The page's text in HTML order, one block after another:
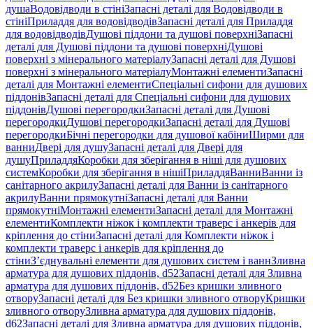
душаВодовідводи в стініЗапасні деталі для Водовідводи в
стініПриладдя для водовідводівЗапасні деталі для Приладдя
для водовідводівДушові піддони та душові поверхніЗапасні
деталі для Душові піддони та душові поверхніДушові
поверхні з мінерального матеріалуЗапасні деталі для Душові
поверхні з мінерального матеріалуМонтажні елементиЗапасні
деталі для Монтажні елементиСпеціальні сифони для душових
піддонівЗапасні деталі для Спеціальні сифони для душових
піддонівДушові перегородкиЗапасні деталі для Душові
перегородкиДушові перегородкиЗапасні деталі для Душові
перегородкиБічні перегородки для душової кабіниШирми для
ванниДвері для душуЗапасні деталі для Двері для
душуПриладдяКоробки для зберігання в ніші для душових
системКоробки для зберігання в нішіПриладдяВанниВанни із
санітарного акрилуЗапасні деталі для Ванни із санітарного
акрилуВанни прямокутніЗапасні деталі для Ванни
прямокутніМонтажні елементиЗапасні деталі для Монтажні
елементиКомплекти ніжок і комплекти траверс і анкерів для
кріплення до стіниЗапасні деталі для Комплекти ніжок і
комплекти траверс і анкерів для кріплення до
стіниЗ’єднувальні елементи для душових систем і ваннЗливна
арматура для душових піддонів, d52Запасні деталі для Зливна
арматура для душових піддонів, d52Без кришки зливного
отворуЗапасні деталі для Без кришки зливного отворуКришки
зливного отворуЗливна арматура для душових піддонів,
d62Запасні деталі для Зливна арматура для душових піддонів,